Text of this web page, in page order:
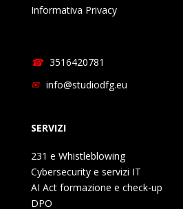
Informativa Privacy
3516420781
info@studiodfg.eu
SERVIZI
231 e Whistleblowing
Cybersecurity e servizi IT
AI Act formazione e check-up
DPO